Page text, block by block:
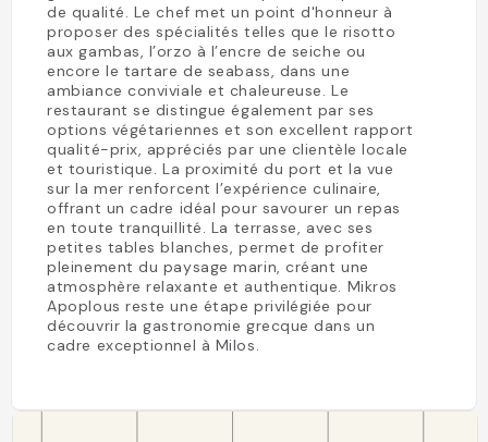
de qualité. Le chef met un point d'honneur à
proposer des spécialités telles que le risotto
aux gambas, l’orzo à l’encre de seiche ou
encore le tartare de seabass, dans une
ambiance conviviale et chaleureuse. Le
restaurant se distingue également par ses
options végétariennes et son excellent rapport
qualité-prix, appréciés par une clientèle locale
et touristique. La proximité du port et la vue
sur la mer renforcent l’expérience culinaire,
offrant un cadre idéal pour savourer un repas
en toute tranquillité. La terrasse, avec ses
petites tables blanches, permet de profiter
pleinement du paysage marin, créant une
atmosphère relaxante et authentique. Mikros
Apoplous reste une étape privilégiée pour
découvrir la gastronomie grecque dans un
cadre exceptionnel à Milos.